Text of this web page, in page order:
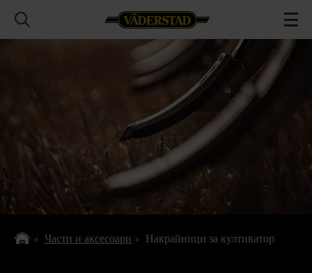
Части и аксесоари Накрайници за култиватор